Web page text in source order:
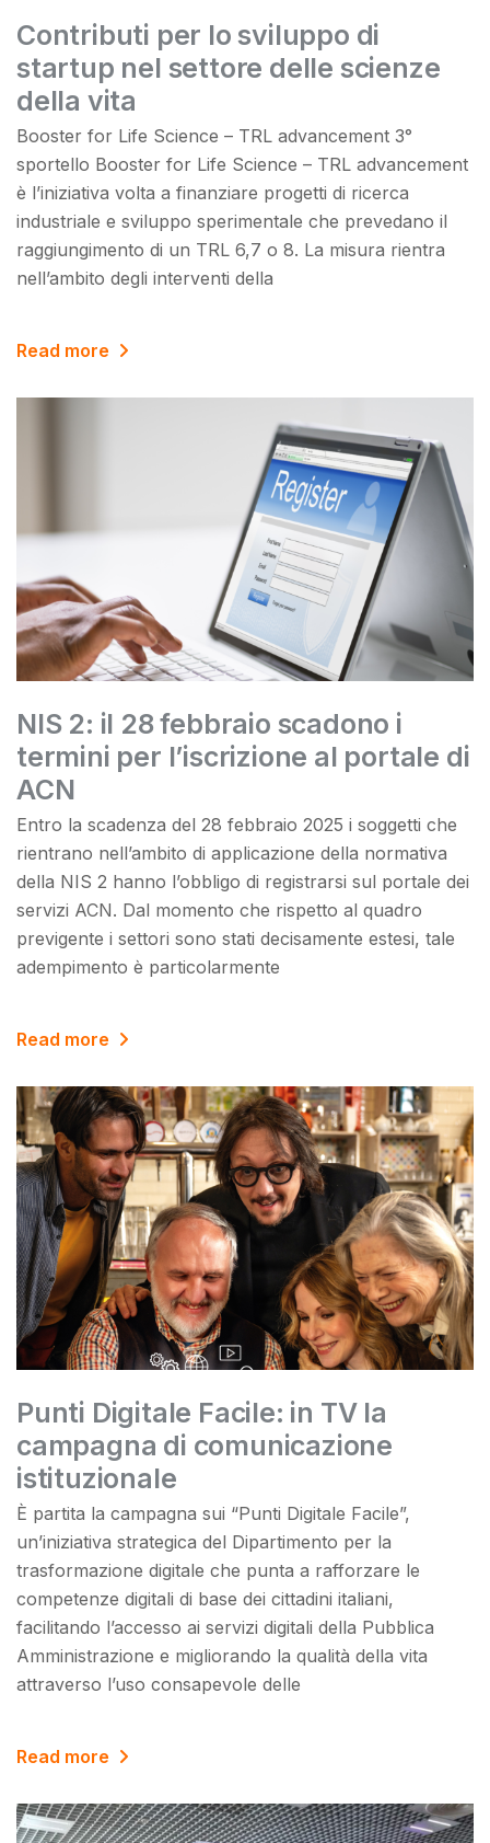
Contributi per lo sviluppo di
startup nel settore delle scienze
della vita
Booster for Life Science – TRL advancement 3°
sportello Booster for Life Science – TRL advancement
è l’iniziativa volta a finanziare progetti di ricerca
industriale e sviluppo sperimentale che prevedano il
raggiungimento di un TRL 6,7 o 8. La misura rientra
nell’ambito degli interventi della
Read more
NIS 2: il 28 febbraio scadono i
termini per l’iscrizione al portale di
ACN
Entro la scadenza del 28 febbraio 2025 i soggetti che
rientrano nell’ambito di applicazione della normativa
della NIS 2 hanno l’obbligo di registrarsi sul portale dei
servizi ACN. Dal momento che rispetto al quadro
previgente i settori sono stati decisamente estesi, tale
adempimento è particolarmente
Read more
Punti Digitale Facile: in TV la
campagna di comunicazione
istituzionale
È partita la campagna sui “Punti Digitale Facile”,
un’iniziativa strategica del Dipartimento per la
trasformazione digitale che punta a rafforzare le
competenze digitali di base dei cittadini italiani,
facilitando l’accesso ai servizi digitali della Pubblica
Amministrazione e migliorando la qualità della vita
attraverso l’uso consapevole delle
Read more